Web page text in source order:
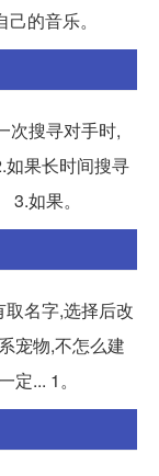
的音乐。
次搜寻对手时,
如果长时间搜寻
如果。
名字,选择后改
宠物,不怎么建
... 1。